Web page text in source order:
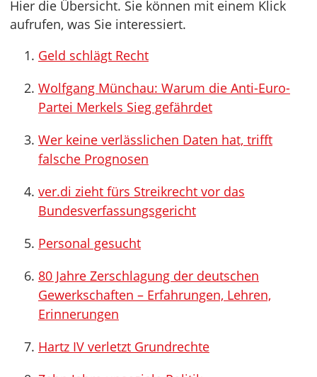
Hier die Übersicht. Sie können mit einem Klick
aufrufen, was Sie interessiert.
Geld schlägt Recht
Wolfgang Münchau: Warum die Anti-Euro-
Partei Merkels Sieg gefährdet
Wer keine verlässlichen Daten hat, trifft
falsche Prognosen
ver.di zieht fürs Streikrecht vor das
Bundesverfassungsgericht
Personal gesucht
80 Jahre Zerschlagung der deutschen
Gewerkschaften – Erfahrungen, Lehren,
Erinnerungen
Hartz IV verletzt Grundrechte